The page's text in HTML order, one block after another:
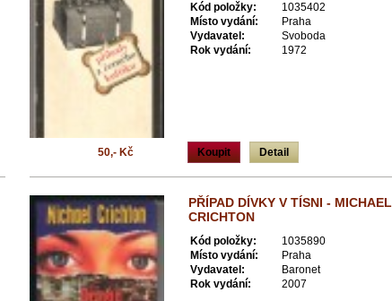
Kód položky:
1035402
Místo vydání:
Praha
Vydavatel:
Svoboda
Rok vydání:
1972
Koupit Detail
50,- Kč
PŘÍPAD DÍVKY V TÍSNI - MICHAEL
CRICHTON
Kód položky:
1035890
Místo vydání:
Praha
Vydavatel:
Baronet
Rok vydání:
2007